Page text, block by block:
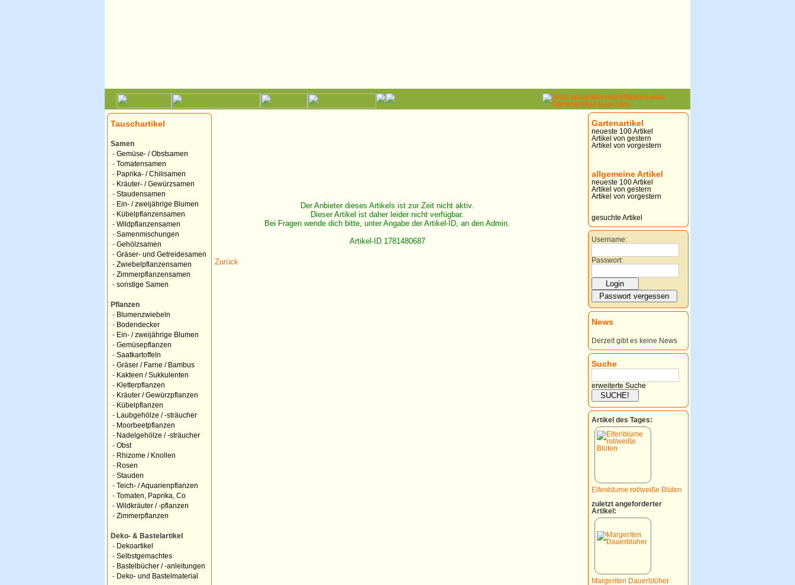
Tauschartikel
Samen
- Gemüse- / Obstsamen
- Tomatensamen
- Paprika- / Chilisamen
- Kräuter- / Gewürzsamen
- Staudensamen
- Ein- / zweijährige Blumen
- Kübelpflanzensamen
- Wildpflanzensamen
- Samenmischungen
- Gehölzsamen
- Gräser- und Getreidesamen
- Zwiebelpflanzensamen
- Zimmerpflanzensamen
- sonstige Samen
Pflanzen
- Blumenzwiebeln
- Bodendecker
- Ein- / zweijährige Blumen
- Gemüsepflanzen
- Saatkartoffeln
- Gräser / Farne / Bambus
- Kakteen / Sukkulenten
- Kletterpflanzen
- Kräuter / Gewürzpflanzen
- Kübelpflanzen
-
Laubgehölze / -sträucher
- Moorbeetpflanzen
- Nadelgehölze / -sträucher
- Obst
- Rhizome / Knollen
- Rosen
- Stauden
- Teich- / Aquarienpflanzen
- Tomaten, Paprika, Co
- Wildkräuter / -pflanzen
- Zimmerpflanzen
Deko- & Bastelartikel
- Dekoartikel
- Selbstgemachtes
- Bastelbücher / -anleitungen
- Deko- und Bastelmaterial
Der Anbieter dieses Artikels ist zur Zeit nicht aktiv.
Dieser Artikel ist daher leider nicht verfügbar.
Bei Fragen wende dich bitte, unter Angabe der Artikel-ID, an den Admin.
Artikel-ID 1781480687
Zurück
Gartenartikel
neueste 100 Artikel
Artikel von gestern
Artikel von vorgestern
allgemeine Artikel
neueste 100 Artikel
Artikel von gestern
Artikel von vorgestern
gesuchte Artikel
Username:
Passwort:
News
Derzeit gibt es keine News
Suche
erweiterte Suche
Artikel des Tages:
Elfenblume rot/weiße Blüten
zuletzt angeforderter
Artikel:
Margeriten Dauerblüher